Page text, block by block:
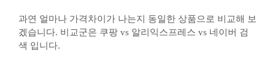
과연 얼마나 가격차이가 나는지 동일한 상품으로 비교해 보
겠습니다. 비교군은 쿠팡 vs 알리익스프레스 vs 네이버 검
색 입니다.